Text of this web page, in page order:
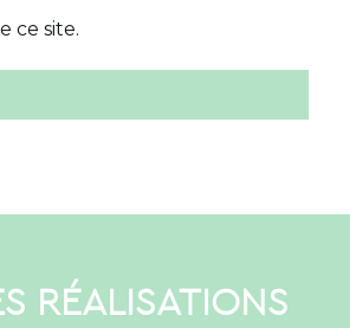
ce site.
RÉALISATIONS